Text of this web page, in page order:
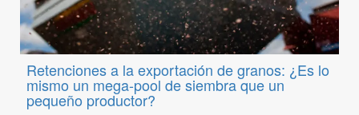
Retenciones a la exportación de granos: ¿Es lo
mismo un mega-pool de siembra que un
pequeño productor?